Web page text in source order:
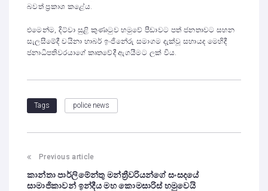
බවත් ප්‍රකාශ කළේය.
එමෙන්ම, දිට්වා සුළි කුණාටුව හමුවේ පීඩාවට පත් ජනතාවට සහන
සැලසීමේදී චයිනා හාබර් ඉංජිනේරු සමාගම දැක්වූ සහායද මෙහිදී
ජනාධිපතිවරයාගේ කෘතවේදී ඇගයීමට ලක් විය.
Tags police news
Previous article
කාන්තා පාර්ලිමේන්තු මන්ත්‍රීවරියන්ගේ සංසදයේ
සාමාජිකාවන් ඉන්දීය මහ කොමසාරිස් හමුවෙයි